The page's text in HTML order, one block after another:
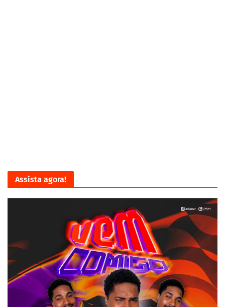
Assista agora!